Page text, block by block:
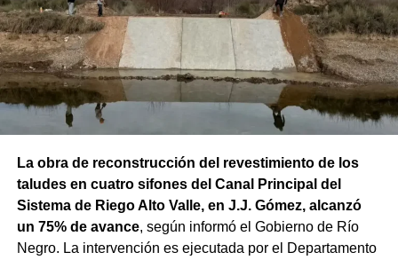
La obra de reconstrucción del revestimiento de los
taludes en cuatro sifones del Canal Principal del
Sistema de Riego Alto Valle, en J.J. Gómez, alcanzó
un 75% de avance, según informó el Gobierno de Río
Negro. La intervención es ejecutada por el Departamento